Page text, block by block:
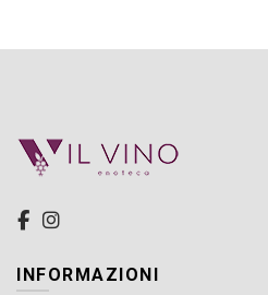
INFORMAZIONI